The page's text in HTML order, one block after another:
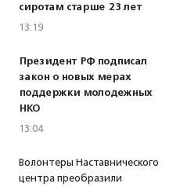
сиротам старше 23 лет
13:19
Президент РФ подписал
закон о новых мерах
поддержки молодежных
НКО
13:04
Волонтеры Наставнического
центра преобразили